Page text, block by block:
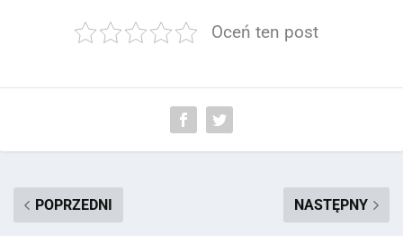
Oceń ten post
POPRZEDNI NASTĘPNY